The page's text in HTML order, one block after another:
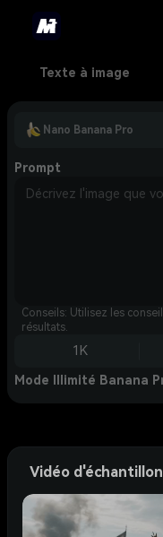
Texte à image
Nano Banana Pro
Prompt
Conseils: Utilisez les
résultats.
1K
Mode Illimité Banana
Vidéo d'échantillon